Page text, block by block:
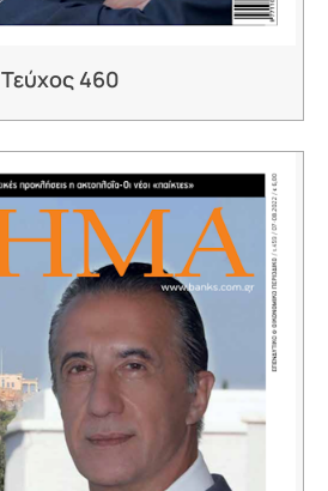
Τεύχος 460